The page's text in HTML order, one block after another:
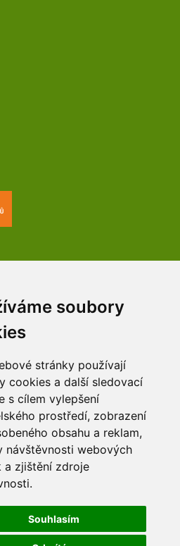
soubory
stránky používají
cookies a další sledovací
s cílem vylepšení
prostředí, zobrazení
obsahu a reklam,
návštěvnosti webových
a zjištění zdroje
Souhlasím
facebookové profily domova a arboreta
Youtube profily domova a arboreta
zařízení Pardubického kraje
created by
o přístupnosti GDPR Cookies